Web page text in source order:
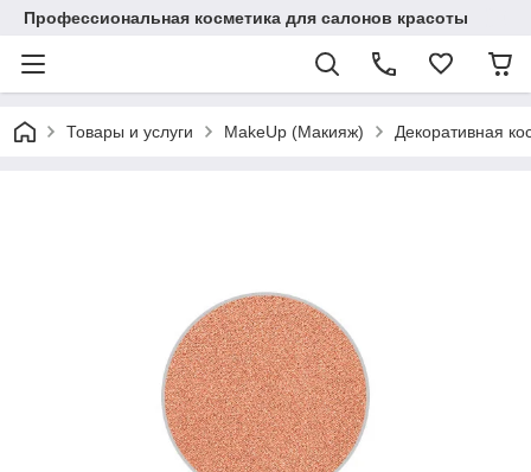
Профессиональная косметика для салонов красоты
Товары и услуги MakeUp (Макияж) Декоративная